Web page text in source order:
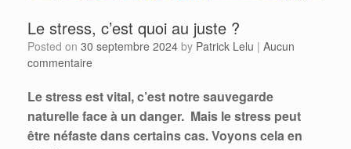
Le stress, c’est quoi au juste ?
Posted on 30 septembre 2024 by Patrick Lelu | Aucun
commentaire
Le stress est vital, c’est notre sauvegarde
naturelle face à un danger. Mais le stress peut
être néfaste dans certains cas. Voyons cela en